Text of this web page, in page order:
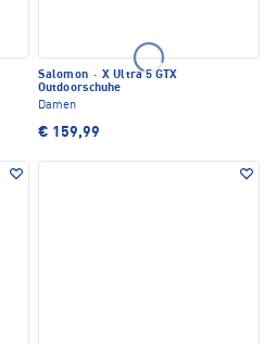
Salomon · X Ultra 5 GTX
Outdoorschuhe
Damen
€ 159,99